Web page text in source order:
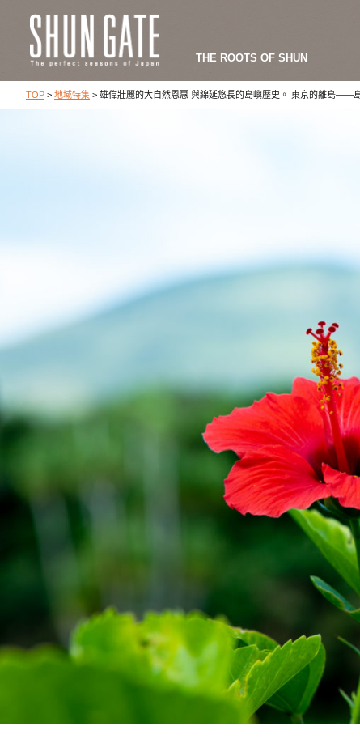
THE ROOTS OF SHUN
TOP > 地域特集 > 雄偉壯麗的大自然恩惠 與綿延悠長的島嶼歷史。 東京的離島――